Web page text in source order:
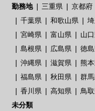
勤務地
三重県 京都府
千葉県
和歌山県
宮崎県
富山県 山
島根県
広島県 徳
沖縄県
滋賀県 熊
福島県
秋田県 群
香川県
高知県 鳥
未分類